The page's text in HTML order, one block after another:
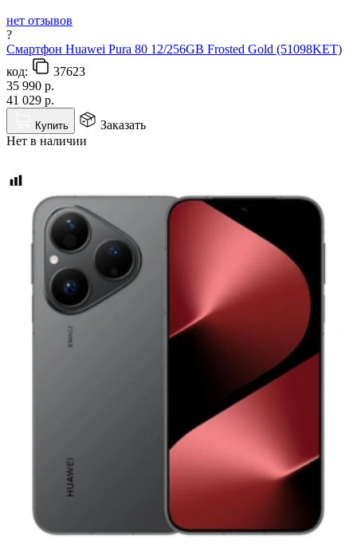
нет отзывов
?
Смартфон Huawei Pura 80 12/256GB Frosted Gold (51098KET)
код:
37623
35 990 р.
41 029 р.
Купить
Заказать
Нет в наличии